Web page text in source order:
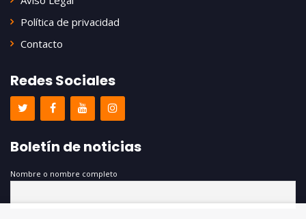
Política de privacidad
Contacto
Redes Sociales
Boletín de noticias
Nombre o nombre completo